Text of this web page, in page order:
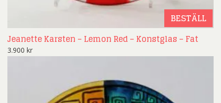
BESTÄLL
Jeanette Karsten – Lemon Red – Konstglas – Fat
3.900 kr